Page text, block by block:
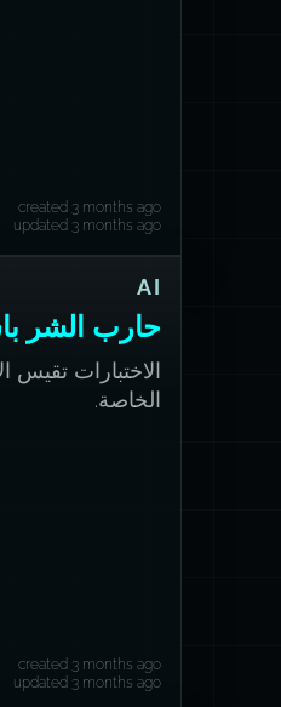
created 3 months ago
updated 3 months ago
AI
حارب الشر
الاختبارات تقيس
الخاصة.
created 3 months ago
updated 3 months ago